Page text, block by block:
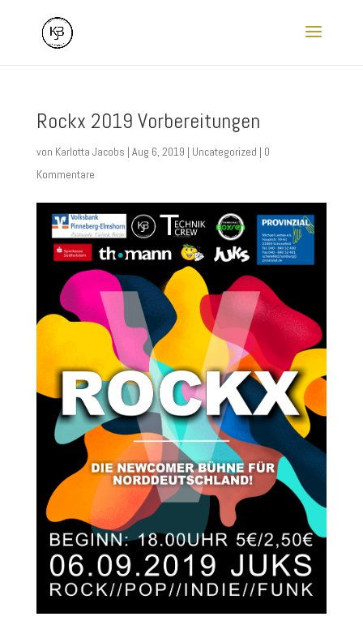
Rockx 2019 Vorbereitungen
von Karlotta Jacobs | Aug 6, 2019 | Uncategorized | 0
Kommentare